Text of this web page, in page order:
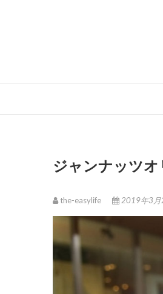
ジャンナッツオ
the-easylife 2019年3